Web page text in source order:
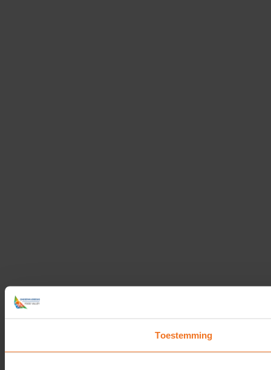
Toestemming